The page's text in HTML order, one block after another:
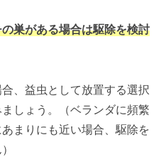
巣がある場合は駆除を検討
、益虫として放置する選択
しょう。（ベランダに頻繁
まりにも近い場合、駆除を